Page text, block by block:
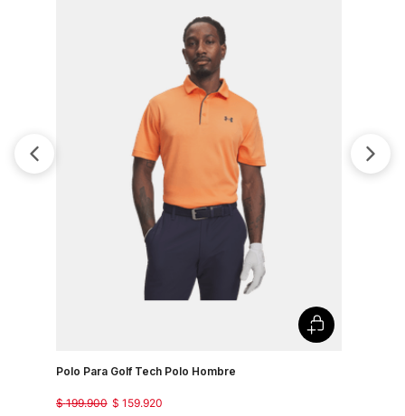
Polo Para Golf Tech Polo Hombre
$ 159.920
$ 199.900